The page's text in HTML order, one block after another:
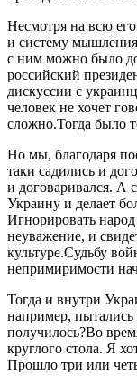
Несмотря на всю
и систему
с ним можно было
российский
дискуссии с
человек не хочет
сложно.Тогда было
Но мы, благодаря
таки садились и
и договаривался. А
Украину и делает
Игнорировать
неуважение, и
культуре.Судьбу
непримиримости
Тогда и внутри
например,
получилось?Во
круглого стола. Я
Прошло три или